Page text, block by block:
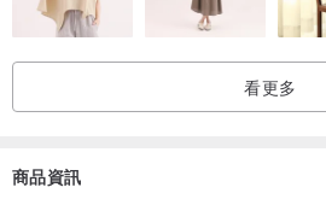
看更多
商品資訊